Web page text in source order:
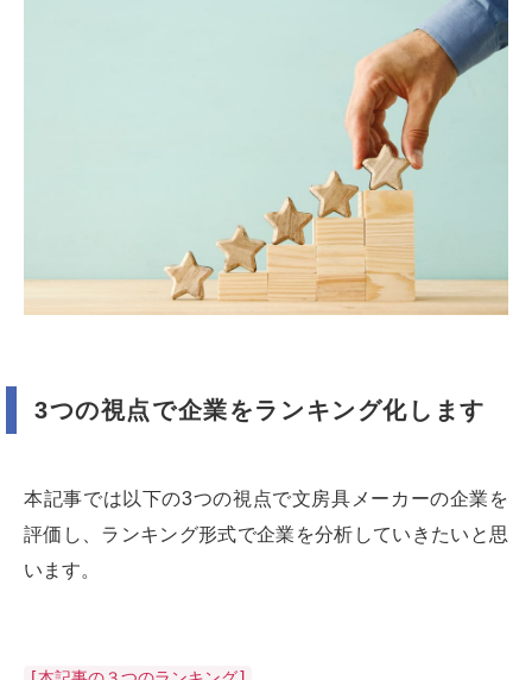
3つの視点で企業をランキング化します
本記事では以下の3つの視点で文房具メーカーの企業を
評価し、ランキング形式で企業を分析していきたいと思
います。